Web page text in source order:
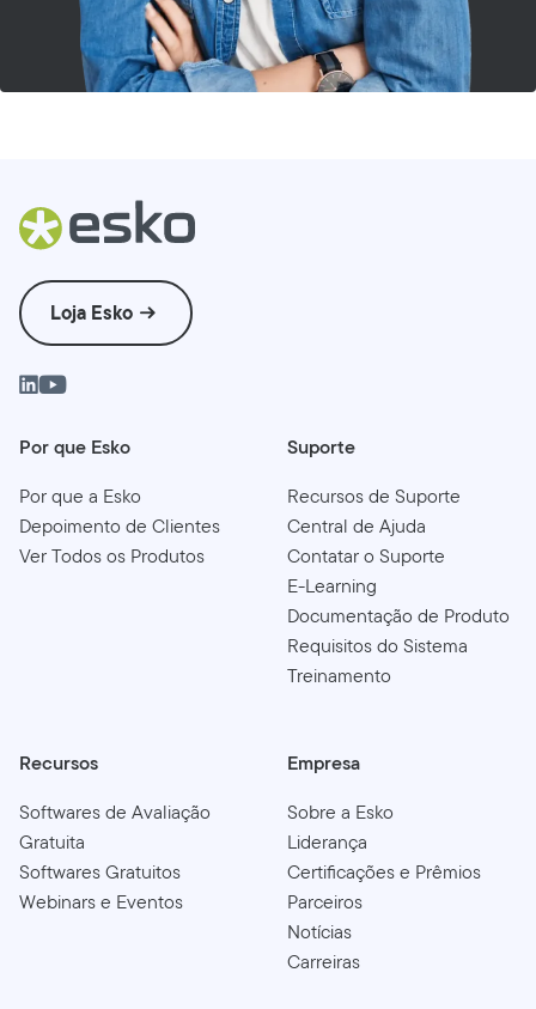
Loja Esko
Por que Esko
Por que a Esko
Depoimento de Clientes
Ver Todos os Produtos
Suporte
Recursos de Suporte
Central de Ajuda
Contatar o Suporte
E-Learning
Documentação de Produto
Requisitos do Sistema
Treinamento
Recursos
Softwares de Avaliação
Gratuita
Softwares Gratuitos
Webinars e Eventos
Empresa
Sobre a Esko
Liderança
Certificações e Prêmios
Parceiros
Notícias
Carreiras